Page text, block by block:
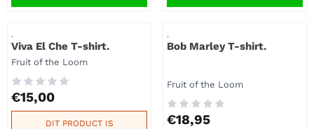
.
Viva El Che T-shirt.
Merk:
Fruit of the Loom
Prijs: 15,00
€15,00
DIT PRODUCT IS
.
Bob Marley T-shirt.
Merk:
Fruit of the Loom
Prijs: 18,95
€18,95